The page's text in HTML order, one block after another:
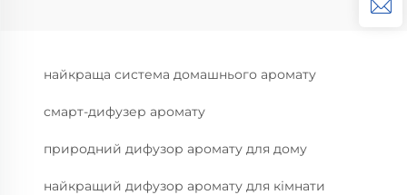
найкраща система домашнього аромату
смарт-дифузер аромату
природний дифузор аромату для дому
найкращий дифузор аромату для кімнати